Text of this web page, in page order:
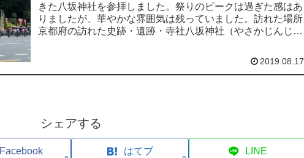
きた八坂神社を参拝しました。祭りのピークは過ぎた感はあ
りましたが、華やかな雰囲気は残っていました。訪れた場所
京都府の訪れた史跡・遺跡・寺社八坂神社（やさかじんじ
2019.08.17
シェアする
Facebook はてブ LINE